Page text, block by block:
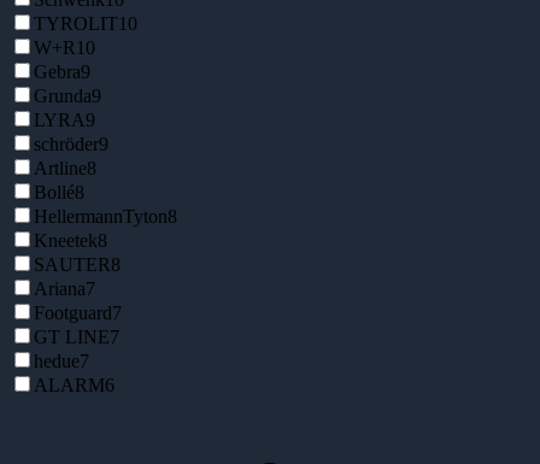
TYROLIT10
W+R 10
Gebra9
Grunda9
LYRA9
schröder9
Artline8
Bollé8
HellermannTyton8
Kneetek8
SAUTER8
Ariana7
Footguard7
GT LINE7
hedue7
ALARM6